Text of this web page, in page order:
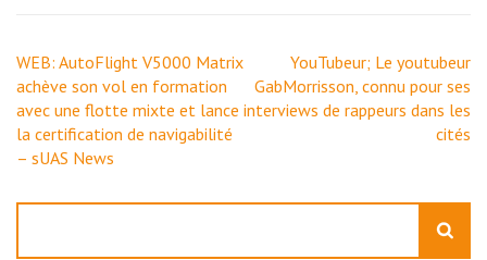
Navigation
de
l’article
WEB: AutoFlight V5000 Matrix
achève son vol en formation
avec une flotte mixte et lance
la certification de navigabilité
– sUAS News
YouTubeur; Le youtubeur
GabMorrisson, connu pour ses
interviews de rappeurs dans les
cités